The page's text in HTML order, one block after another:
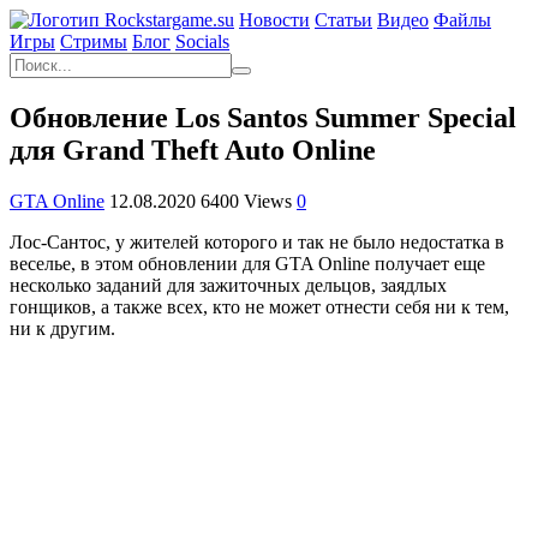
Новости Статьи Видео Файлы
Игры Cтримы Блог Socials
Обновление Los Santos Summer Special
для Grand Theft Auto Online
GTA Online 12.08.2020 6400 Views 0
Лос-Сантос, у жителей которого и так не было недостатка в
веселье, в этом обновлении для GTA Online получает еще
несколько заданий для зажиточных дельцов, заядлых
гонщиков, а также всех, кто не может отнести себя ни к тем,
ни к другим.